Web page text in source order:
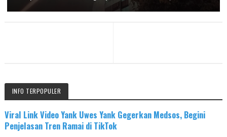
INFO TERPOPULER
Viral Link Video Yank Uwes Yank Gegerkan Medsos, Begini
Penjelasan Tren Ramai di TikTok